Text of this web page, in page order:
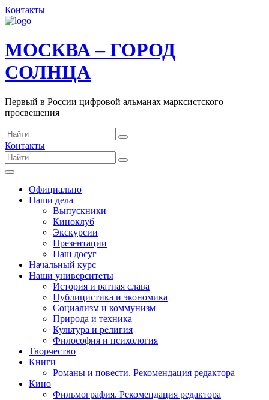
Контакты
МОСКВА – ГОРОД
СОЛНЦА
Первый в России цифровой альманах марксистского
просвещения
Контакты
Официально
Наши дела
Выпускники
Киноклуб
Экскурсии
Презентации
Наш досуг
Начальный курс
Наши университеты
История и ратная слава
Публицистика и экономика
Социализм и коммунизм
Природа и техника
Культура и религия
Философия и психология
Творчество
Книги
Романы и повести. Рекомендация редактора
Кино
Фильмография. Рекомендация редактора